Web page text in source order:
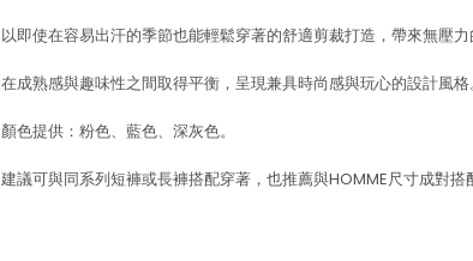
以即使在容易出汗的季節也能輕鬆穿著的舒適剪裁打造，帶來無壓力
在成熟感與趣味性之間取得平衡，呈現兼具時尚感與玩心的設計風格。
顏色提供：粉色、藍色、深灰色。
建議可與同系列短褲或長褲搭配穿著，也推薦與HOMME尺寸成對搭